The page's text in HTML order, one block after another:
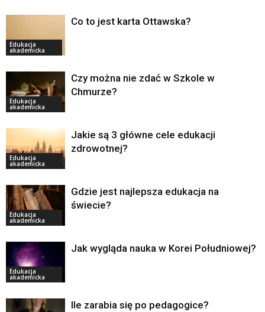
Edukacja
akademicka
Co to jest karta Ottawska?
Edukacja
akademicka
Czy można nie zdać w Szkole w
Chmurze?
Edukacja
akademicka
Jakie są 3 główne cele edukacji
zdrowotnej?
Edukacja
akademicka
Gdzie jest najlepsza edukacja na
świecie?
Edukacja
akademicka
Jak wygląda nauka w Korei Południowej?
Ile zarabia się po pedagogice?